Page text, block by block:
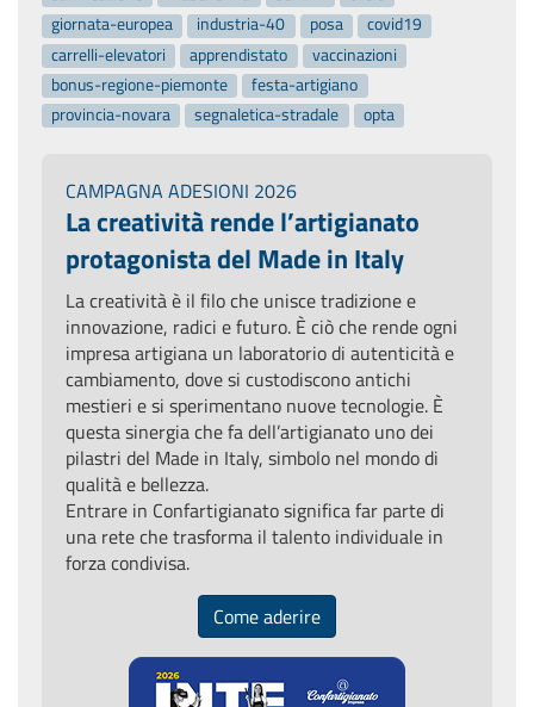
giornata-europea
industria-40 posa
covid19
carrelli-elevatori
apprendistato
vaccinazioni
bonus-regione-piemonte
festa-artigiano
provincia-novara
segnaletica-stradale opta
CAMPAGNA ADESIONI 2026
La creatività rende l’artigianato
protagonista del Made in Italy
La creatività è il filo che unisce tradizione e
innovazione, radici e futuro. È ciò che rende ogni
impresa artigiana un laboratorio di autenticità e
cambiamento, dove si custodiscono antichi
mestieri e si sperimentano nuove tecnologie. È
questa sinergia che fa dell’artigianato uno dei
pilastri del Made in Italy, simbolo nel mondo di
qualità e bellezza.
Entrare in Confartigianato significa far parte di
una rete che trasforma il talento individuale in
forza condivisa.
Come aderire